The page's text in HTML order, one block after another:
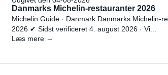
Danmarks Michelin-restauranter 2026
Michelin Guide · Danmark Danmarks Michelin-
2026 ✔ Sidst verificeret 4. august 2026 · Vi...
Læs mere →